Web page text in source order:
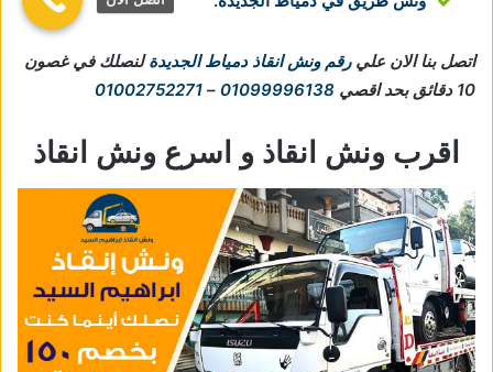
اتصل بنا الان عليرقم ونش انقاذ دمياط الجديدةلنصلك في غصون
10 دقائق بحد اقصي
01099996138
–
01002752271
اقرب ونش انقاذ و اسرع ونش انقاذ